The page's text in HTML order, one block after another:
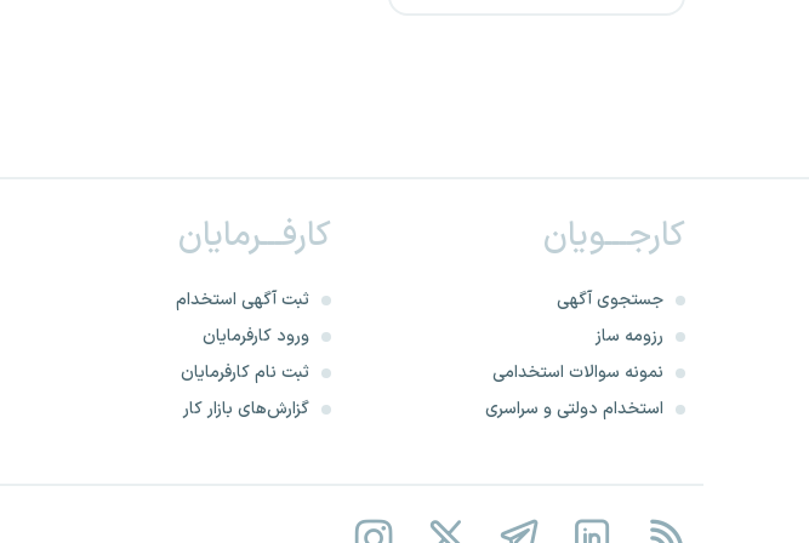
شرکت ذوب آهن اصفهان
سازمان ملی استاندارد
پالایشگاه نفت ستاره خلیج
فارس
شرکت ماهان صداقت هرمز
کارجـــویان
جستجوی آگهی
رزومه ساز
نمونه سوالات استخدامی
استخدام دولتی و سراسری
کارفـــرمایان
ثبت آگهی استخدام
ورود کارفرمایان
ثبت نام کارفرمایان
گزارش‌های بازار کار